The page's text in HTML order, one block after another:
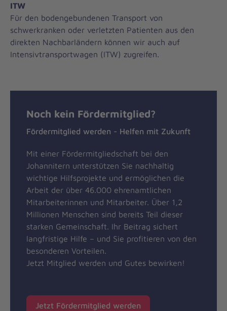
ITW
Für den bodengebundenen Transport von
schwerkranken oder verletzten Patienten aus den
direkten Nachbarländern können wir auch auf
Intensivtransportwagen (ITW) zugreifen.
Noch kein Fördermitglied?
Fördermitglied werden - Helfen mit Zukunft
Mit einer Fördermitgliedschaft bei den
Johannitern unterstützen Sie nachhaltig
wichtige Hilfsprojekte und ermöglichen die
Arbeit der über 46.000 ehrenamtlichen
Mitarbeiterinnen und Mitarbeiter. Über 1,2
Millionen Menschen sind bereits Teil dieser
starken Gemeinschaft. Ihr Beitrag sichert
langfristige Hilfe – und Sie profitieren von den
besonderen Vorteilen.
Jetzt Mitglied werden und Gutes bewirken!
Jetzt Fördermitglied werden